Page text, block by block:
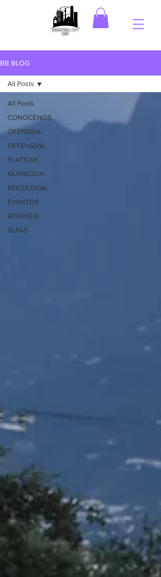
BB BLOG
All Posts
CONOCENOS
OFENSIVA
DEFENSIVA
PLATICAS
NUTRICION
PSICOLOGIA
EVENTOS
APRENDE
GUIAS
All Posts